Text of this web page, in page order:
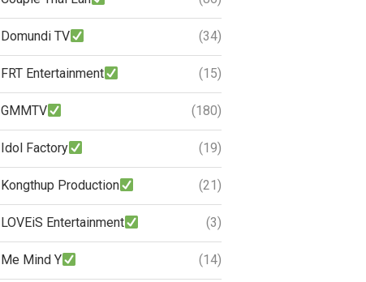
Domundi TV (34)
FRT Entertainment (15)
GMMTV (180)
Idol Factory (19)
Kongthup Production (21)
LOVEiS Entertainment (3)
Me Mind Y (14)